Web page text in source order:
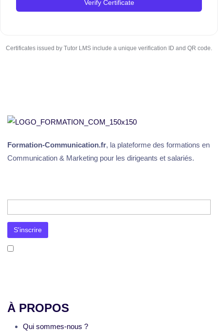
Verify Certificate
Certificates issued by Tutor LMS include a unique verification ID and QR code.
Formation-Communication.fr, la plateforme des formations en
Communication & Marketing pour les dirigeants et salariés.
À PROPOS
Qui sommes-nous ?